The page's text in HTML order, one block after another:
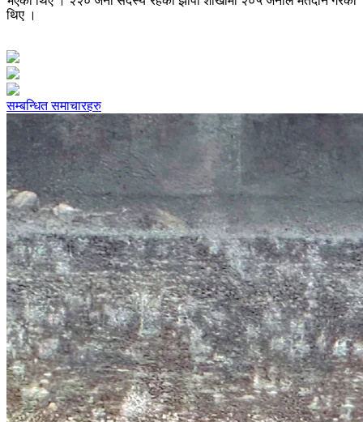
थिए ।
सम्बन्धित समाचारहरु